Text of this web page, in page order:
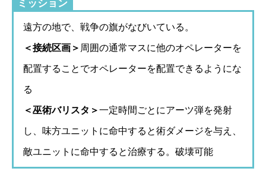
ミッション
遠方の地で、戦争の旗がなびいている。
＜接続区画＞ 周囲の通常マスに他のオペレーターを
配置することでオペレーターを配置できるようにな
る
＜巫術バリスタ＞一定時間ごとにアーツ弾を発射
し、味方ユニットに命中すると術ダメージを与え、
敵ユニットに命中すると治療する。破壊可能